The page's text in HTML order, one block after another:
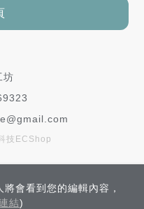
坊
技ECShop
會看到您的編輯內容，
結)